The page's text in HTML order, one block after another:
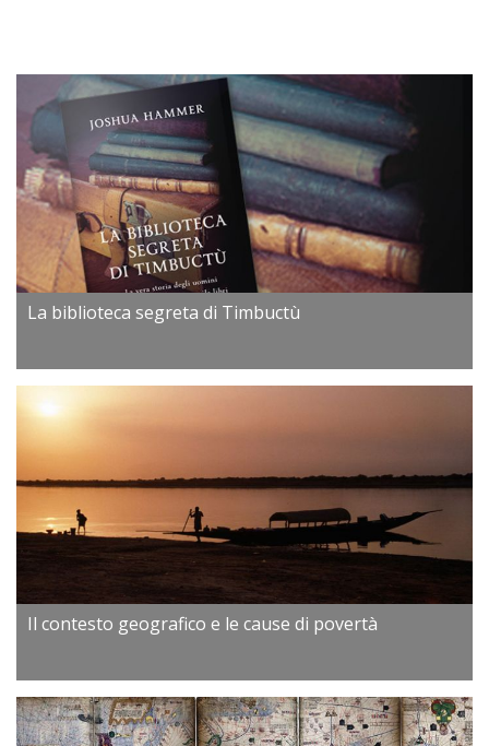
La biblioteca segreta di Timbuctù
Il contesto geografico e le cause di povertà